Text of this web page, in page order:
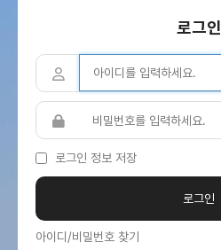
로그인
로그인 정보 저장
아이디/비밀번호 찾기